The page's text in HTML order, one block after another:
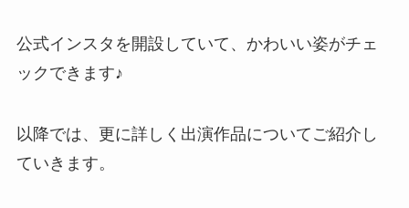
公式インスタを開設していて、かわいい姿がチェ
ックできます♪
以降では、更に詳しく出演作品についてご紹介し
ていきます。